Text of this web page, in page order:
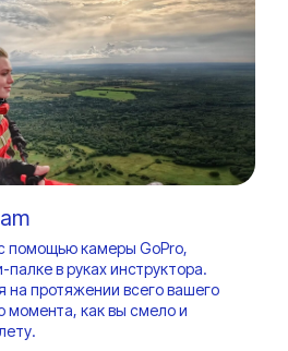
помощью камеры GoPro,
в руках инструктора.
на протяжении всего вашего
момента, как вы смело и
эмоции —
останется
идеальный
на
Вас ждет вся
падения
куполом